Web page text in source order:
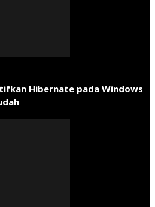
Hibernate pada Windows